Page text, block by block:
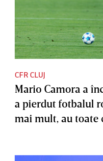
CFR CLUJ
Mario Camora a
a pierdut fotbalul
mai mult, au toate